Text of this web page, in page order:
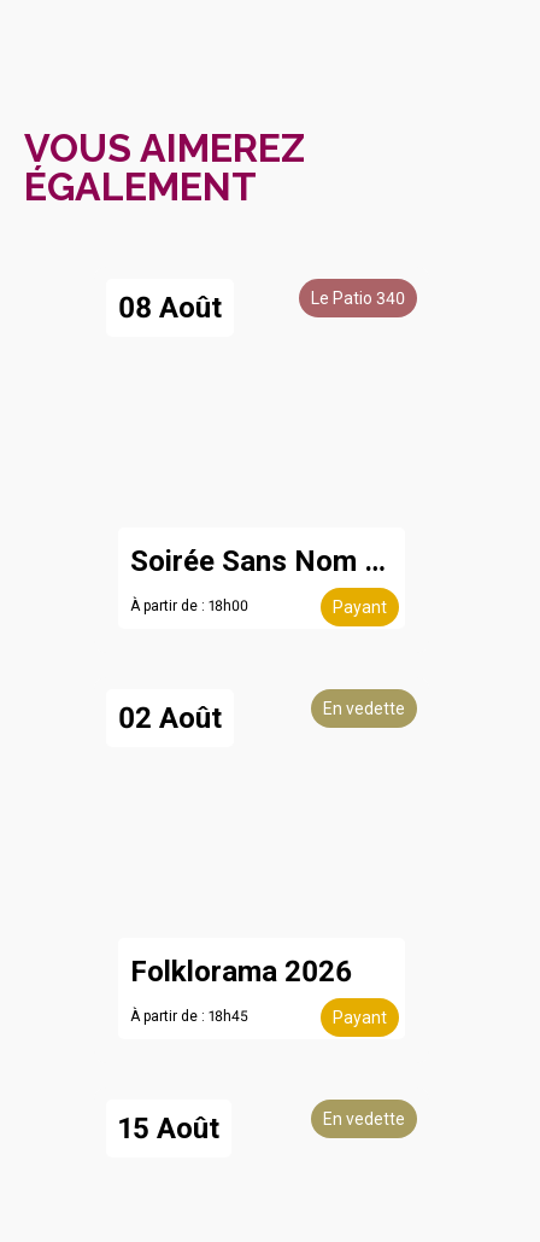
VOUS AIMEREZ
ÉGALEMENT
08 Août Le Patio 340
Soirée Sans Nom - 8 août
À partir de : 18h00 Payant
02 Août En vedette
Folklorama 2026
À partir de : 18h45 Payant
15 Août En vedette